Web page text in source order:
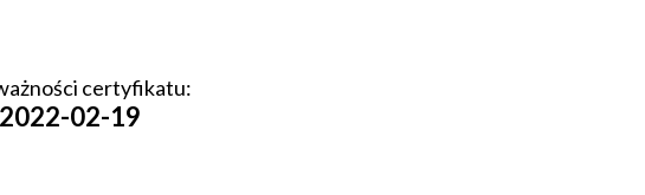
certyfikatu:
2022-02-19